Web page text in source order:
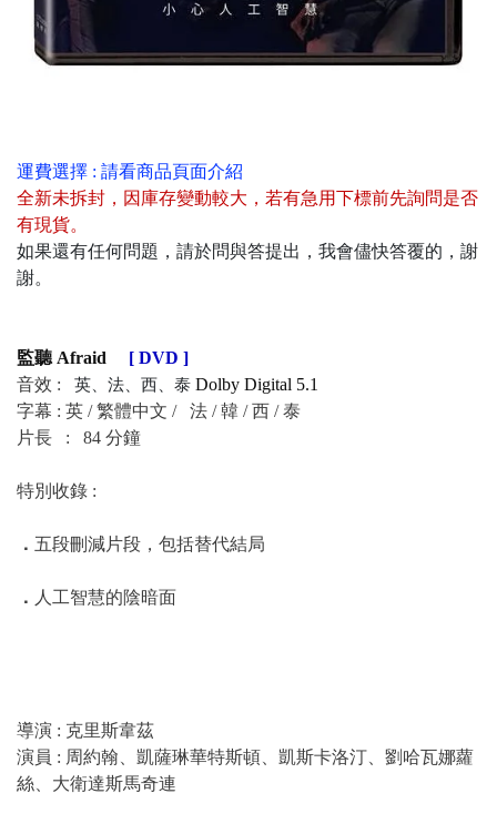
運費選擇 : 請看商品頁面介紹
全新未拆封 ， 因庫存變動較大，若有急用下標前先詢問是否
有現貨。
如果還有任何問題，請於問與答提出，我會儘快答覆的，謝
謝。
監聽 Afraid
[ DVD ]
音效 : 英、法、西、泰 Dolby Digital 5.1
字幕 : 英 / 繁體中文 / 法 / 韓 / 西 / 泰
片長 : 84 分鐘
特別收錄 :
． 五段刪減片段，包括替代結局
． 人工智慧的陰暗面
導演 : 克里斯韋茲
演員 : 周約翰、凱薩琳華特斯頓、凱斯卡洛汀、劉哈瓦娜蘿
絲、大衛達斯馬奇連